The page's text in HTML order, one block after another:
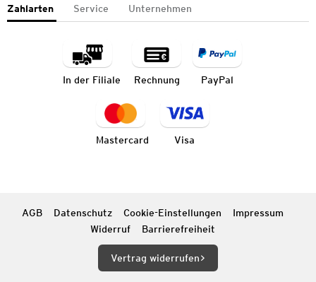
Zahlarten Service Unternehmen
In der Filiale Rechnung PayPal
Mastercard Visa
AGB Datenschutz Cookie-Einstellungen
Impressum
Widerruf
Barrierefreiheit
Vertrag widerrufen